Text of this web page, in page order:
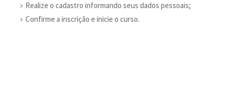
Realize o cadastro informando seus dados pessoais;
Confirme a inscrição e inicie o curso.